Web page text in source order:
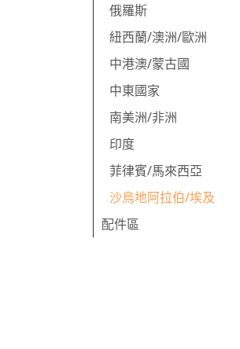
俄羅斯
紐西蘭/澳洲/歐洲
中港澳/蒙古國
中東國家
南美洲/非洲
印度
菲律賓/馬來西亞
沙烏地阿拉伯/埃及
配件區